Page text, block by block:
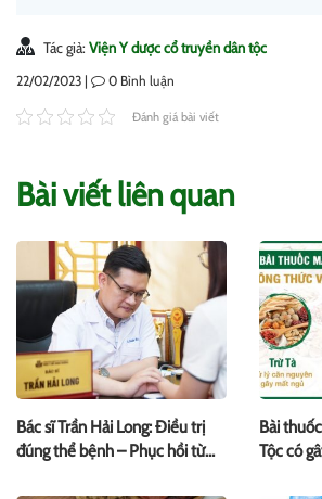
Tác giả: Viện Y dược cổ truyền dân tộc
22/02/2023 | 0 Bình luận
Đánh giá bài viết
Bài viết liên quan
Bác sĩ Trần Hải Long: Điều trị
đúng thể bệnh – Phục hồi từ
Bài
Tộc có